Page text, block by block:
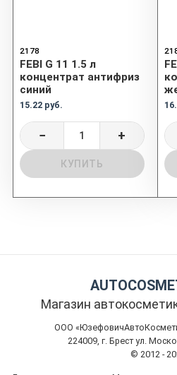
2178
FEBI G 11 1.5 л
концентрат антифриз
синий
15.22 руб.
− +
КУПИТЬ
Магазин
ООО
224009, г. Брест ул.
© 2012 -